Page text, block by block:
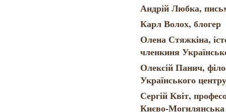
Андрій Любка,
Карл Волох, блогер
Олена Стяжкіна,
членкиня
Олексій Панич,
Українського
Сергій Квіт,
Києво-Могилянська